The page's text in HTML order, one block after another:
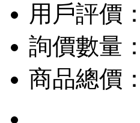
用戶評價：
詢價數量：
商品總價：